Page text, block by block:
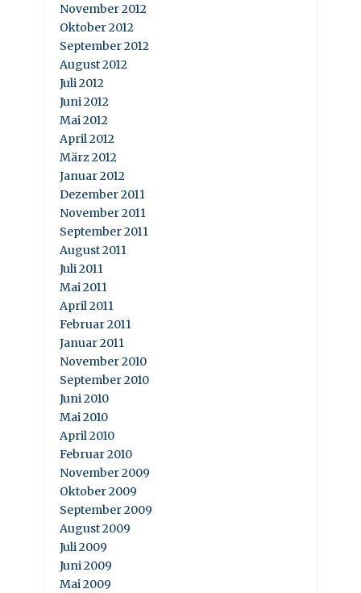
November 2012
Oktober 2012
September 2012
August 2012
Juli 2012
Juni 2012
Mai 2012
April 2012
März 2012
Januar 2012
Dezember 2011
November 2011
September 2011
August 2011
Juli 2011
Mai 2011
April 2011
Februar 2011
Januar 2011
November 2010
September 2010
Juni 2010
Mai 2010
April 2010
Februar 2010
November 2009
Oktober 2009
September 2009
August 2009
Juli 2009
Juni 2009
Mai 2009